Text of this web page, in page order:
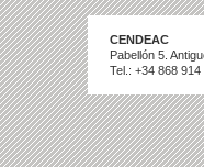
CENDEAC
Pabellón 5.
Tel.: +34 868